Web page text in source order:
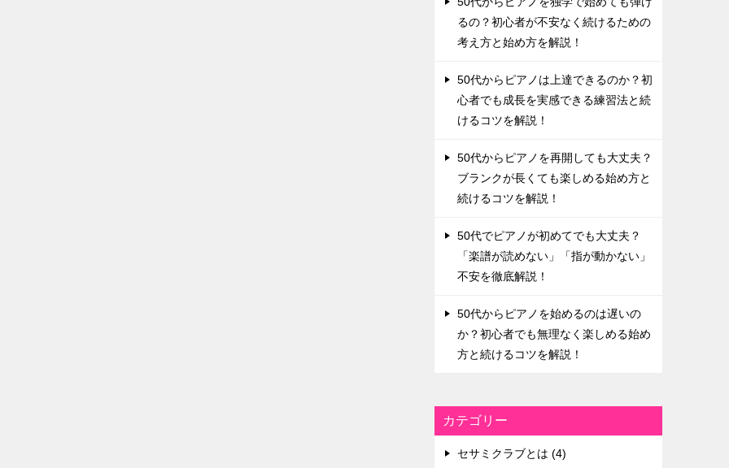
るの？初心者が不安なく続けるための
考え方と始め方を解説！
50代からピアノは上達できるのか？初
心者でも成長を実感できる練習法と続
けるコツを解説！
50代からピアノを再開しても大丈夫？
ブランクが長くても楽しめる始め方と
続けるコツを解説！
50代でピアノが初めてでも大丈夫？
「楽譜が読めない」「指が動かない」
不安を徹底解説！
50代からピアノを始めるのは遅いの
か？初心者でも無理なく楽しめる始め
方と続けるコツを解説！
カテゴリー
セサミクラブとは (4)